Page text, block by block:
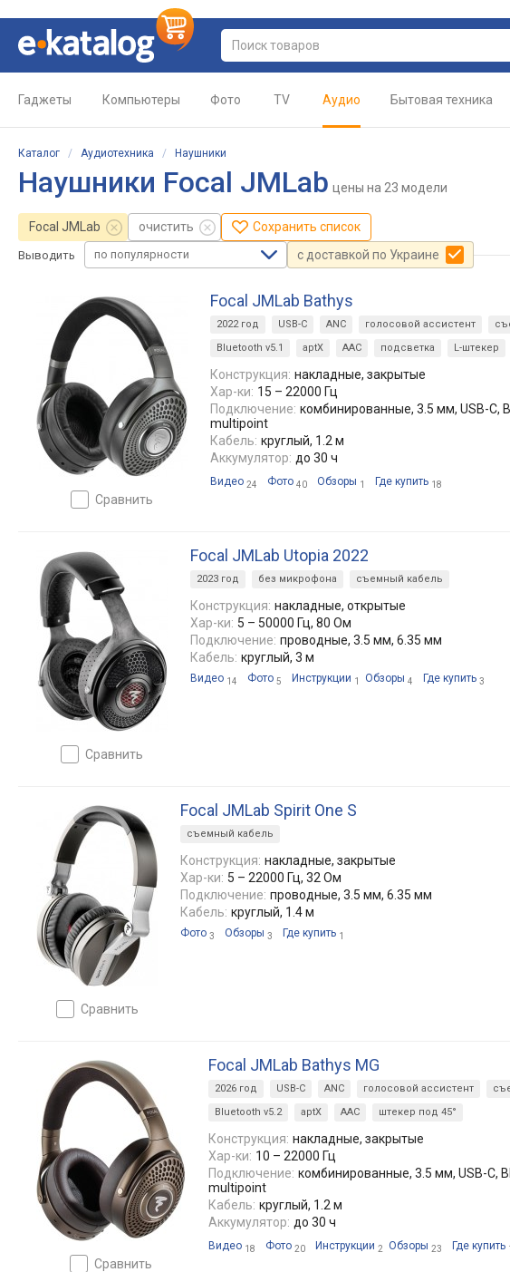
Гаджеты Компьютеры Фото TV Аудио Бытовая техника
Каталог / Аудиотехника / Наушники
Наушники Focal JMLab цены на 23 модели
Focal JMLab очистить Сохранить список
Выводить по популярности с доставкой по Украине
сравнить
Focal JMLab Bathys
2022 год USB-C ANC голосовой ассистент
Bluetooth v5.1
aptX AAC подсветка L-штекер
Конструкция: накладные, закрытые
Хар-ки: 15 – 22000 Гц
Подключение: комбинированные, 3.5 мм, USB-C,
multipoint
Кабель: круглый, 1.2 м
Аккумулятор: до 30 ч
Видео 24 Фото 40 Обзоры 1 Где купить 18
сравнить
Focal JMLab Utopia 2022
2023 год без микрофона съемный кабель
Конструкция: накладные, открытые
Хар-ки: 5 – 50000 Гц, 80 Ом
Подключение: проводные, 3.5 мм, 6.35 мм
Кабель: круглый, 3 м
Видео 14 Фото 5 Инструкции 1 Обзоры 4 Где купить 3
сравнить
Focal JMLab Spirit One S
съемный кабель
Конструкция: накладные, закрытые
Хар-ки: 5 – 22000 Гц, 32 Ом
Подключение: проводные, 3.5 мм, 6.35 мм
Кабель: круглый, 1.4 м
Фото 3 Обзоры 3 Где купить 1
сравнить
Focal JMLab Bathys MG
2026 год USB-C ANC голосовой ассистент
Bluetooth v5.2
aptX AAC штекер под 45°
Конструкция: накладные, закрытые
Хар-ки: 10 – 22000 Гц
Подключение: комбинированные, 3.5 мм, USB-C,
multipoint
Кабель: круглый, 1.2 м
Аккумулятор: до 30 ч
Видео 18 Фото 20 Инструкции 2 Обзоры 23 Где купить 1